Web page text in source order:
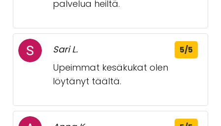
Marja K.
Lapseni lähetti minulle
kukkakimpun syntymäpäivän
onnitteluni merkeissä.
Kukkakimppu oli supernätti ja
kukat kestivät melkein kaksi
palvelua heiltä.